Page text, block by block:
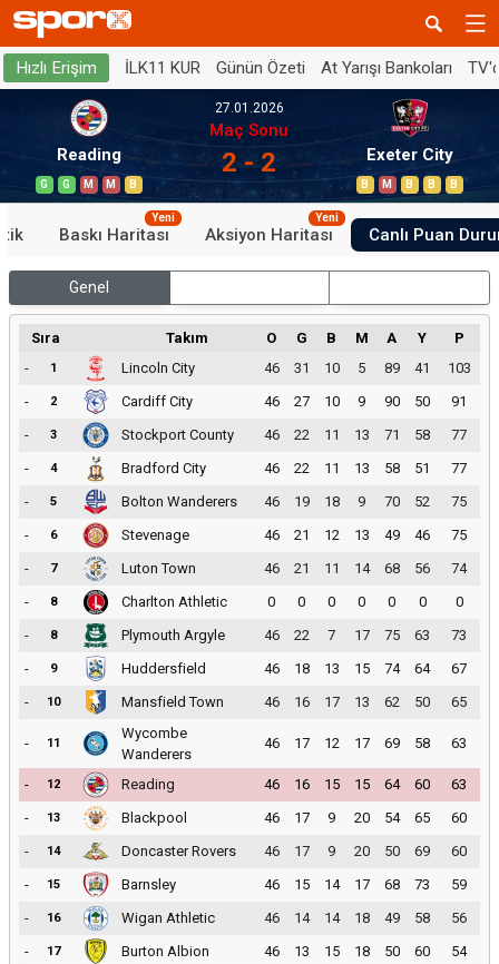
Hızlı Erişim İLK11 KUR Günün Özeti At Yarışı Bankoları
Reading
G G M M B
27.01.2026
Maç Sonu
2 - 2 Exeter City
B M B B B
Baskı Haritası
Yeni
Aksiyon Haritası
Yeni
Canlı Puan
Genel
Sıra Takım O G B M A Y
P
-
1 Lincoln City 46 31 10 5 89 41
103
-
2 Cardiff City 46 27 10 9 90 50
91
-
3 Stockport County 46 22 11 13 71 58
77
-
4 Bradford City 46 22 11 13 58 51
77
-
5 Bolton Wanderers 46 19 18 9 70 52
75
-
6 Stevenage 46 21 12 13 49 46
75
-
7 Luton Town 46 21 11 14 68 56
74
-
8 Charlton Athletic 0 0 0 0 0 0
0
-
8 Plymouth Argyle 46 22 7 17 75 63
73
-
9 Huddersfield 46 18 13 15 74 64
67
-
10 Mansfield Town 46 16 17 13 62 50 65
- 11
Wycombe
Wanderers
46 17 12 17 69 58 63
- 12 Reading 46 16 15 15 64 60
63
-
13 Blackpool 46 17 9 20 54 65
60
-
14 Doncaster Rovers 46 17 9 20 50 69
60
-
15 Barnsley 46 15 14 17 68 73
59
-
16 Wigan Athletic 46 14 14 18 49 58
56
-
17 Burton Albion 46 13 15 18 50 60
54